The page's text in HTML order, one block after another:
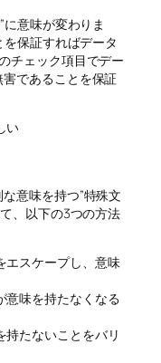
意味が変わりま
保証すればデータ
チェック項目でデー
であることを保証
い
意味を持つ”特殊文
、以下の3つの方法
エスケープし、意味
意味を持たなくなる
たないことをバリ